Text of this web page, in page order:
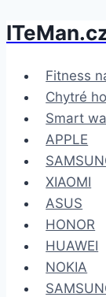
Přeskočit
obsah Fitness
Chytré
Smart
APPLE
XIAOMI
ASUS
HONOR
HUAWEI
NOKIA